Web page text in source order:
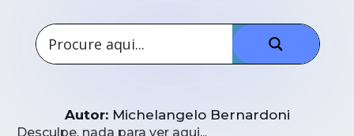
Autor: Michelangelo Bernardoni
Desculpe, nada para ver aqui...